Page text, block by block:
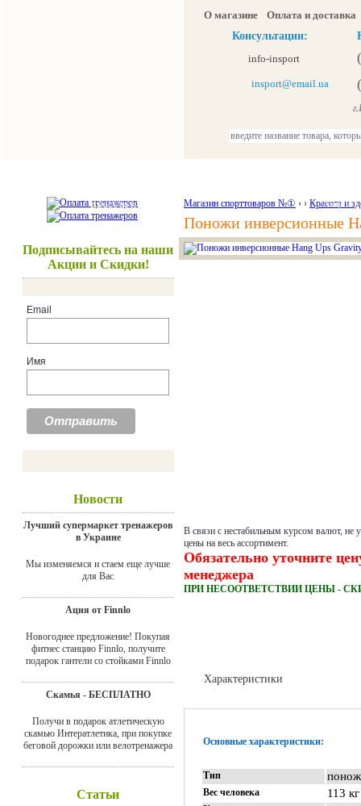
О магазине
Оплата и доставка
Консультации:
info-insport
insport@email.ua
Красота и здоровье Акции и
Подписывайтесь на наши
Акции и Скидки!
Email
Имя
Новости
Лучший супермаркет тренажеров
в Украине
Мы изменяемся и стаем еще лучше
для Вас
Ация от Finnlo
Новогоднее предложение! Покупая
фитнес станцию Finnlo, получите
подарок гантели со стойками Finnlo
Скамья - БЕСПЛАТНО
Получи в подарок атлетическую
скамью Интератлетика, при покупке
беговой дорожки или велотренажера
Статьи
Магазин спорттоваров №① › › Красота и
Поножи инверсионные
В связи с нестабильным курсом валют, не
цены на весь ассортимент.
Обязательно уточните
менеджера
ПРИ НЕСООТВЕТСТВИИ ЦЕНЫ -
Характеристики
Основные характеристики:
Тип
Вес человека 113 кг